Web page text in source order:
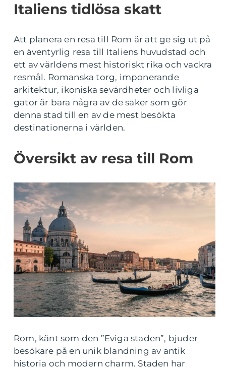
Italiens tidlösa skatt
Att planera en resa till Rom är att ge sig ut på
en äventyrlig resa till Italiens huvudstad och
ett av världens mest historiskt rika och vackra
resmål. Romanska torg, imponerande
arkitektur, ikoniska sevärdheter och livliga
gator är bara några av de saker som gör
denna stad till en av de mest besökta
destinationerna i världen.
Översikt av resa till Rom
Rom, känt som den ”Eviga staden”, bjuder
besökare på en unik blandning av antik
historia och modern charm. Staden har